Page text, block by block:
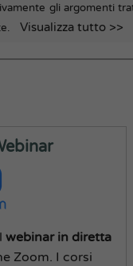
gli argomenti
Visualizza tutto >>
webinar in diretta
Zoom. I corsi